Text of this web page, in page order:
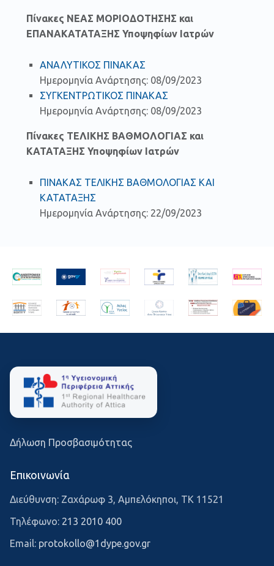
Πίνακες ΝΕΑΣ ΜΟΡΙΟΔΟΤΗΣΗΣ και
ΕΠΑΝΑΚΑΤΑΤΑΞΗΣ Υποψηφίων Ιατρών
ΑΝΑΛΥΤΙΚΟΣ ΠΙΝΑΚΑΣ
Ημερομηνία Ανάρτησης: 08/09/2023
ΣΥΓΚΕΝΤΡΩΤΙΚΟΣ ΠΙΝΑΚΑΣ
Ημερομηνία Ανάρτησης: 08/09/2023
Πίνακες ΤΕΛΙΚΗΣ ΒΑΘΜΟΛΟΓΙΑΣ και
ΚΑΤΑΤΑΞΗΣ Υποψηφίων Ιατρών
ΠΙΝΑΚΑΣ ΤΕΛΙΚΗΣ ΒΑΘΜΟΛΟΓΙΑΣ ΚΑΙ
ΚΑΤΑΤΑΞΗΣ
Ημερομηνία Ανάρτησης: 22/09/2023
Δήλωση Προσβασιμότητας
Επικοινωνία
Διεύθυνση: Ζαχάρωφ 3, Αμπελόκηποι, ΤΚ 11521
Τηλέφωνο: 213 2010 400
Email: protokollo@1dype.gov.gr